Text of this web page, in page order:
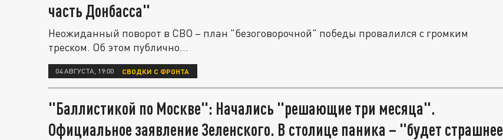
часть Донбасса"
Неожиданный поворот в СВО – план "безоговорочной" победы провалился с громким
треском. Об этом публично...
04 АВГУСТА, 19:00 СВОДКИ С ФРОНТА
"Баллистикой по Москве": Начались "решающие три месяца".
Официальное заявление Зеленского. В столице паника – "будет страшнее